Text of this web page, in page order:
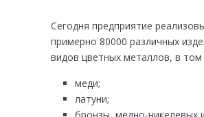
Сегодня предприятие
примерно 80000 различных
видов цветных металлов, в том
меди;
латуни;